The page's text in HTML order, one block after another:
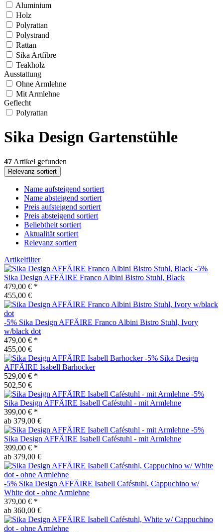
Aluminium
Holz
Polyrattan
Polystrand
Rattan
Sika Artfibre
Teakholz
Ausstattung
Ohne Armlehne
Mit Armlehne
Geflecht
Polyrattan
Sika Design Gartenstühle
47 Artikel gefunden
Relevanz sortiert
Name aufsteigend sortiert
Name absteigend sortiert
Preis aufsteigend sortiert
Preis absteigend sortiert
Beliebtheit sortiert
Aktualität sortiert
Relevanz sortiert
Artikelfilter
-5%
Sika Design AFFÄIRE Franco Albini Bistro Stuhl, Black
479,00 € *
455,00 €
-5% Sika Design AFFÄIRE Franco Albini Bistro Stuhl, Ivory
w/black dot
479,00 € *
455,00 €
-5% Sika Design
AFFÄIRE Isabell Barhocker
529,00 € *
502,50 €
-5%
Sika Design AFFÄIRE Isabell Caféstuhl - mit Armlehne
399,00 € *
ab 379,00 €
-5%
Sika Design AFFÄIRE Isabell Caféstuhl - mit Armlehne
399,00 € *
ab 379,00 €
-5% Sika Design AFFÄIRE Isabell Caféstuhl, Cappuchino w/
White dot - ohne Armlehne
379,00 € *
ab 360,00 €